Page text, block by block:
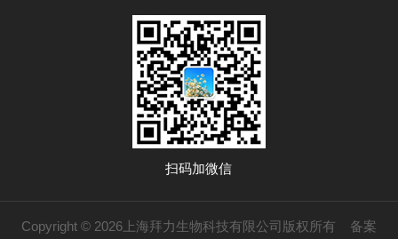
扫码加微信
Copyright © 2026上海拜力生物科技有限公司版权所有 备案